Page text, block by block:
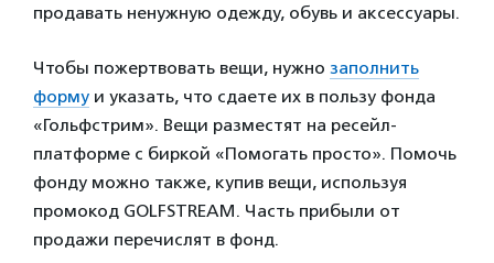
продавать ненужную одежду, обувь и аксессуары.
Чтобы пожертвовать вещи, нужно заполнить
форму и указать, что сдаете их в пользу фонда
«Гольфстрим». Вещи разместят на ресейл-
платформе с биркой «Помогать просто». Помочь
фонду можно также, купив вещи, используя
промокод GOLFSTREAM. Часть прибыли от
продажи перечислят в фонд.